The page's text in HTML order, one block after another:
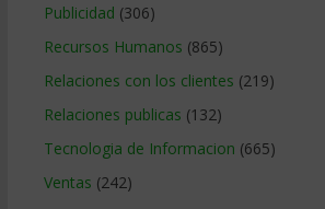
Publicidad (306)
Recursos Humanos (865)
Relaciones con los clientes (219)
Relaciones publicas (132)
Tecnologia de Informacion (665)
Ventas (242)